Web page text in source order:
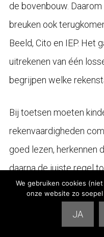
de bovenbouw.
breuken ook
Beeld, Cito en IEP. Het
uitrekenen van één
begrijpen welke
Bij toetsen moeten
rekenvaardigheden
goed lezen, herkennen
daarna de juiste regel
belangrijk dat kinderen
ook snappen wat ze
We gebruiken cookies
onze website zo
JA